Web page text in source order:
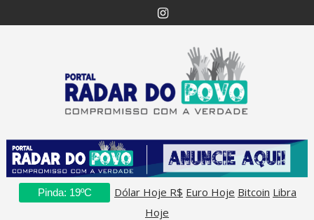
to
Pinda: 19ºC Dólar Hoje R$ Euro Hoje Bitcoin Libra
Hoje